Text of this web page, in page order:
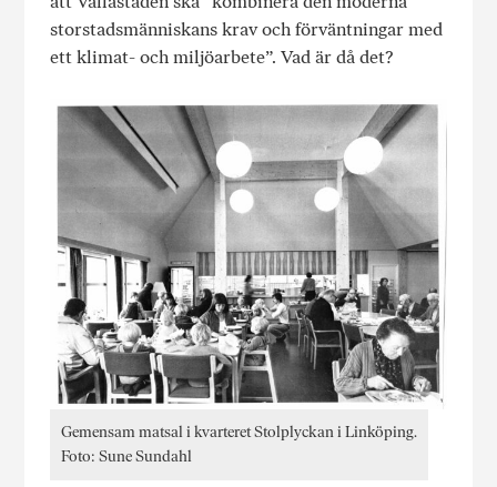
storstadsmänniskans krav och förväntningar med
ett klimat- och miljöarbete”. Vad är då det?
Gemensam matsal i kvarteret Stolplyckan i Linköping.
Foto: Sune Sundahl